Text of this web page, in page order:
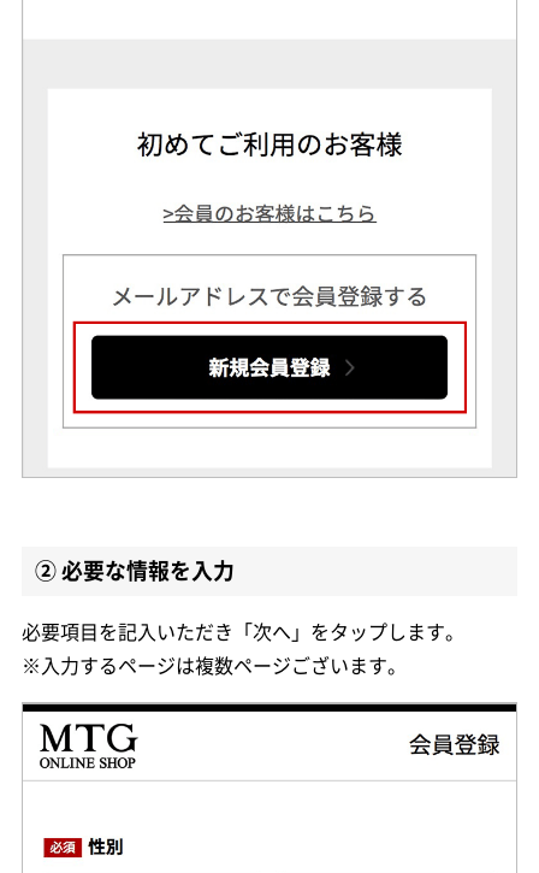
② 必要な情報を入力
必要項目を記入いただき「次へ」をタップします。
※入力するページは複数ページございます。